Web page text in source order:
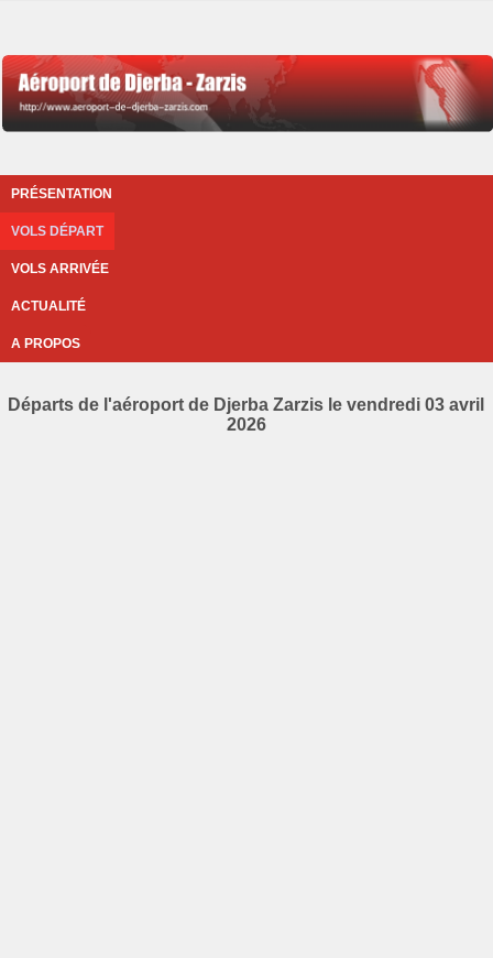
PRÉSENTATION
VOLS DÉPART
VOLS ARRIVÉE
ACTUALITÉ
A PROPOS
Départs de l'aéroport de Djerba Zarzis le vendredi 03 avril
2026